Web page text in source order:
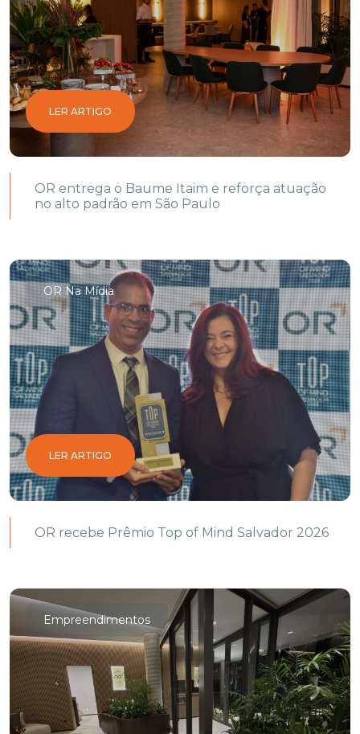
LER ARTIGO
OR entrega o Baume Itaim e reforça atuação
no alto padrão em São Paulo
OR Na Mídia
LER ARTIGO
OR recebe Prêmio Top of Mind Salvador 2026
Empreendimentos